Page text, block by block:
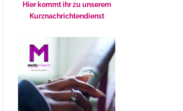
Hier kommt ihr zu unserem
Kurznachrichtendienst